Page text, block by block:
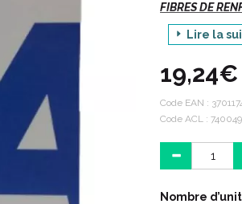
FIBRES DE
Indications :
Indiqué pour le
:
Ulcères de
Brûlures du
Lire la
19,24€
Code EAN :
Code ACL :
Nombre